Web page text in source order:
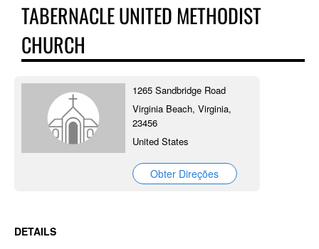
TABERNACLE UNITED METHODIST
CHURCH
1265 Sandbridge Road
Virginia Beach, Virginia,
23456
United States
Obter Direções
DETAILS